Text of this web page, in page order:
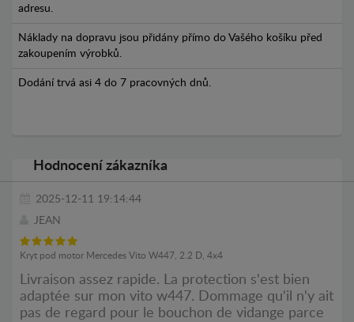
adresu.
Náklady na dopravu jsou přidány přímo do Vašého košíku před
zakoupením výrobků.
Dodání trvá asi 4 do 7 pracovných dnů.
Hodnocení zákazníka
2025-12-11 19:14:44
JEAN
Kryt pod motor Mercedes Vito W447, 2.2 D, 4x4
Livraison assez rapide. La protection s'est bien
adaptée sur mon vito w447. Dommage qu'il n'y ait
pas de regard pour le bouchon de vidange parce